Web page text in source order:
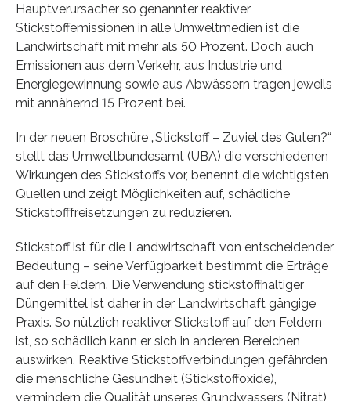
Hauptverursacher so genannter reaktiver
Stickstoffemissionen in alle Umweltmedien ist die
Landwirtschaft mit mehr als 50 Prozent. Doch auch
Emissionen aus dem Verkehr, aus Industrie und
Energiegewinnung sowie aus Abwässern tragen jeweils
mit annähernd 15 Prozent bei.
In der neuen Broschüre „Stickstoff – Zuviel des Guten?“
stellt das Umweltbundesamt (UBA) die verschiedenen
Wirkungen des Stickstoffs vor, benennt die wichtigsten
Quellen und zeigt Möglichkeiten auf, schädliche
Stickstofffreisetzungen zu reduzieren.
Stickstoff ist für die Landwirtschaft von entscheidender
Bedeutung – seine Verfügbarkeit bestimmt die Erträge
auf den Feldern. Die Verwendung stickstoffhaltiger
Düngemittel ist daher in der Landwirtschaft gängige
Praxis. So nützlich reaktiver Stickstoff auf den Feldern
ist, so schädlich kann er sich in anderen Bereichen
auswirken. Reaktive Stickstoffverbindungen gefährden
die menschliche Gesundheit (Stickstoffoxide),
vermindern die Qualität unseres Grundwassers (Nitrat)